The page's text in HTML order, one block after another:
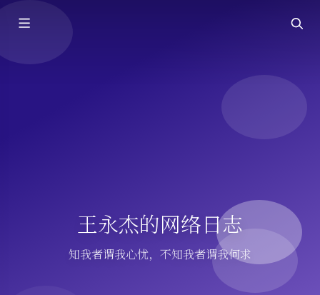
王永杰的网络日志
知我者谓我心忧，不知我者谓我何求